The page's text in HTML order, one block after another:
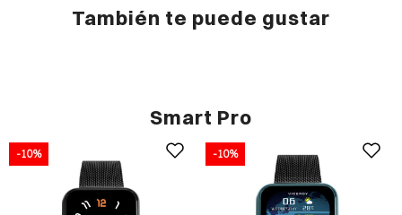
También te puede gustar
Smart Pro
-10% -10%